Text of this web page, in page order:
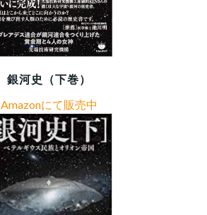
銀河史（下巻）
Amazonにて販売中